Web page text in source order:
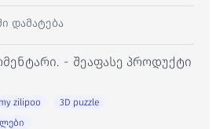
- შეაფასე პროდუქტი
დამატება
my zilipoo
3D puzzle